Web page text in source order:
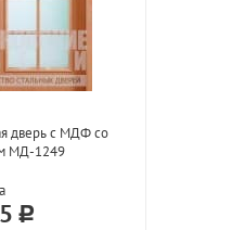
дверь с МДФ со
МД-1249